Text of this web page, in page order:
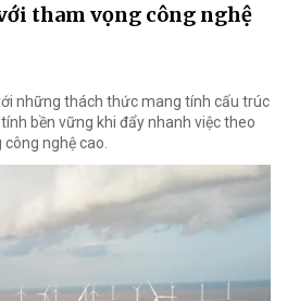
tham vọng công nghệ
những thách thức mang tính cấu trúc
bền vững khi đẩy nhanh việc theo
nghệ cao.